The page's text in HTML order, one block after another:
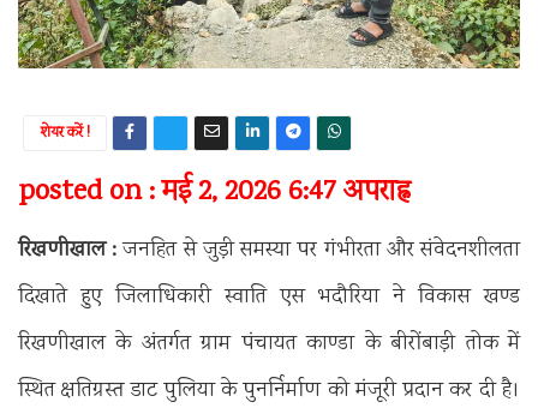
शेयर करें !
posted on : मई 2, 2026 6:47 अपराह्न
रिखणीखाल :जनहित से जुड़ी समस्या पर गंभीरता और संवेदनशीलता
दिखाते हुए जिलाधिकारी स्वाति एस भदौरिया ने विकास खण्ड
रिखणीखाल के अंतर्गत ग्राम पंचायत काण्डा के बीरोंबाड़ी तोक में
स्थित क्षतिग्रस्त डाट पुलिया के पुनर्निर्माण को मंजूरी प्रदान कर दी है।